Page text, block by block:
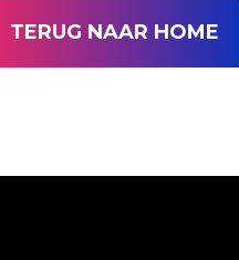
TERUG NAAR HOME